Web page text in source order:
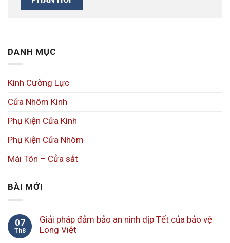
DANH MỤC
Kính Cường Lực
Cửa Nhôm Kính
Phụ Kiện Cửa Kính
Phụ Kiện Cửa Nhôm
Mái Tôn – Cửa sắt
BÀI MỚI
07
Th8
Giải pháp đảm bảo an ninh dịp Tết của bảo vệ
Long Việt